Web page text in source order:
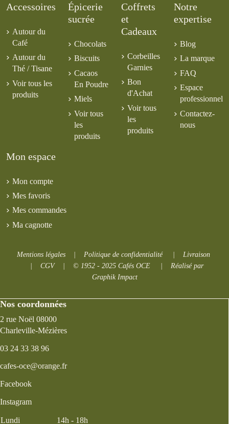
Accessoires
Autour du
Café
Autour du
Thé / Tisane
Voir tous les
produits
Épicerie
sucrée
Chocolats
Biscuits
Cacaos
En Poudre
Miels
Voir tous
les
produits
Coffrets
et
Cadeaux
Corbeilles
Garnies
Bon
d'Achat
Voir tous
les
produits
Notre
expertise
Blog
La marque
FAQ
Espace
professionnel
Contactez-
nous
Mon espace
Mon compte
Mes favoris
Mes commandes
Ma cagnotte
Mentions légales | Politique de confidentialité| Livraison
|
CGV| © 1952 - 2025 Cafés OCE| Réalisé par
Graphik Impact
Nos coordonnées
2 rue Noël 08000
Charleville-Mézières
03 24 33 38 96
cafes-oce@orange.fr
Facebook
Instagram
Lundi 14h - 18h